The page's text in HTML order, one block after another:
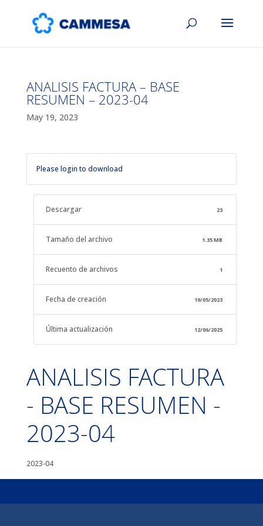
ANALISIS FACTURA – BASE
RESUMEN – 2023-04
May 19, 2023
Please login to download
Descargar 23
Tamaño del archivo 1.35 MB
Recuento de archivos 1
Fecha de creación 19/05/2023
Última actualización 12/06/2025
ANALISIS FACTURA
- BASE RESUMEN -
2023-04
2023-04